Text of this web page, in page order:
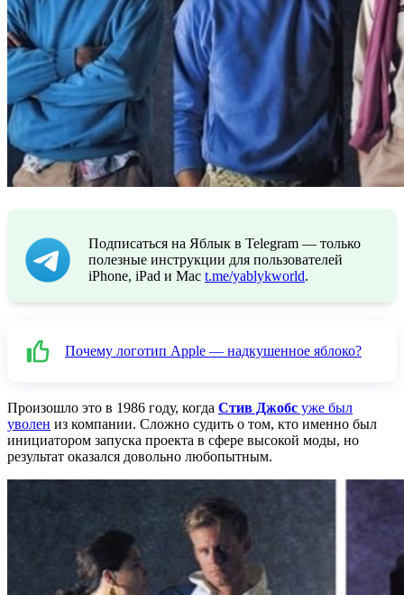
Подписаться на Яблык в Telegram — только
полезные инструкции для пользователей
iPhone, iPad и Mac t.me/yablykworld.
Почему логотип Apple — надкушенное яблоко?
Произошло это в 1986 году, когда Стив Джобс уже был
уволен из компании. Сложно судить о том, кто именно был
инициатором запуска проекта в сфере высокой моды, но
результат оказался довольно любопытным.